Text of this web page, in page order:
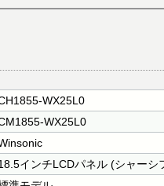
WX25L0
WX25L0
インチLCDパネル (シャーシ